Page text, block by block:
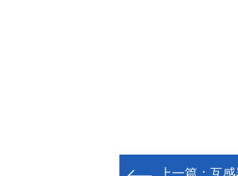
上一篇： 互